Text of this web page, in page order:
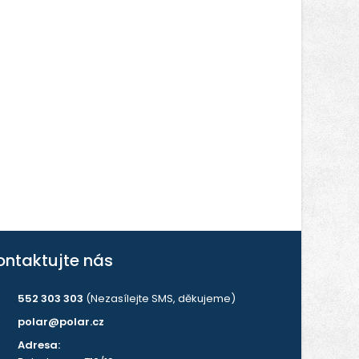
nás
552 303 303 (Nezasílejte SMS, děkujeme)
polar@polar.cz
Adresa: